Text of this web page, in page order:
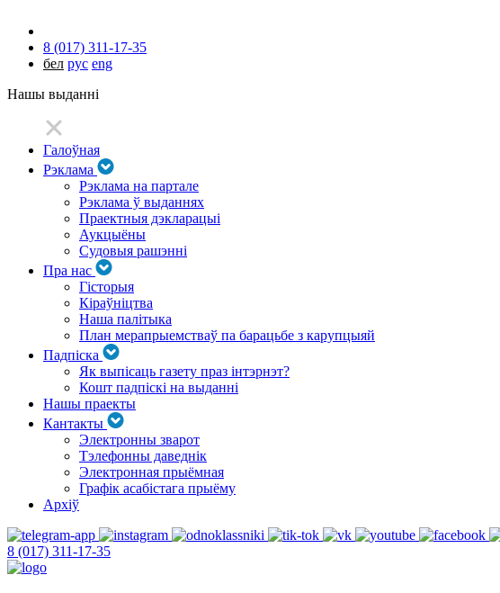
8 (017) 311-17-35
бел рус eng
Нашы выданні
Галоўная
Рэклама
Рэклама на партале
Рэклама ў выданнях
Праектныя дэкларацыі
Аукцыёны
Судовыя рашэнні
Пра нас
Гісторыя
Кіраўніцтва
Наша палітыка
План мерапрыемстваў па барацьбе з карупцыяй
Падпіска
Як выпісаць газету праз інтэрнэт?
Кошт падпіскі на выданні
Нашы праекты
Кантакты
Электронны зварот
Тэлефонны даведнік
Электронная прыёмная
Графік асабістага прыёму
Архіў
8 (017) 311-17-35